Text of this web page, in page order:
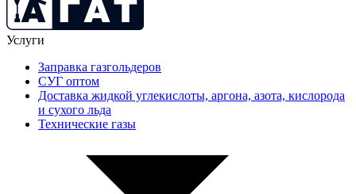
Услуги
Заправка газгольдеров
СУГ оптом
Доставка жидкой углекислоты, аргона, азота, кислорода
и сухого льда
Технические газы